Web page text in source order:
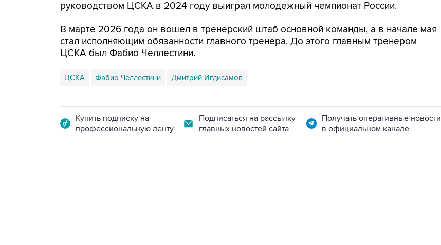
руководством ЦСКА в 2024 году выиграл молодежный чемпионат России.
В марте 2026 года он вошел в тренерский штаб основной команды, а в начале мая
стал исполняющим обязанности главного тренера. До этого главным тренером
ЦСКА был Фабио Челлестини.
ЦСКА Фабио Челлестини Дмитрий Игдисамов
Купить подписку на
профессиональную ленту
Подписаться на рассылку
главных новостей сайта
Получать оперативные новости
в официальном канале